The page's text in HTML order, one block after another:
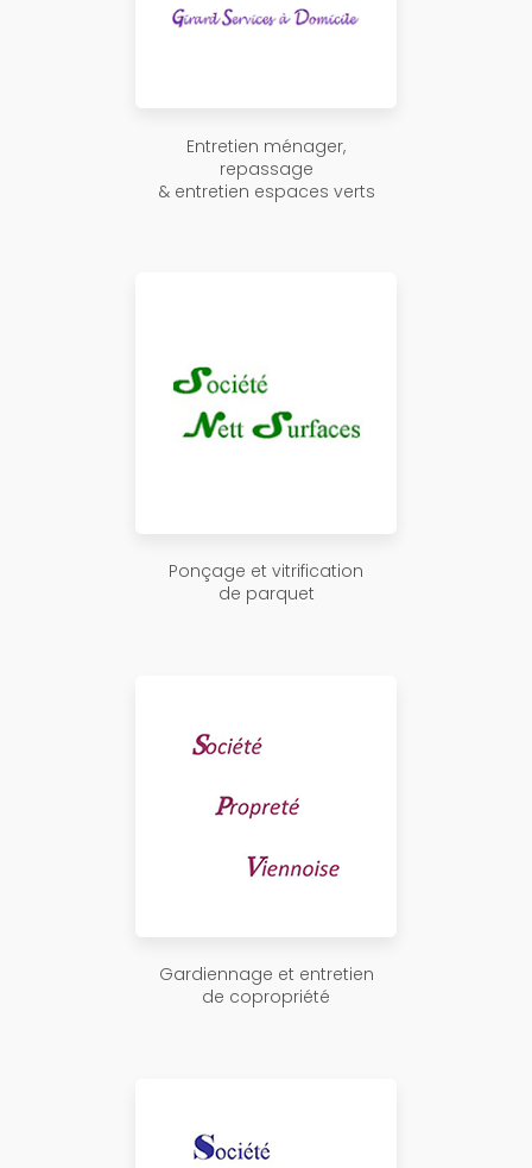
Entretien ménager,
repassage
& entretien espaces verts
Ponçage et vitrification
de parquet
Gardiennage et entretien
de copropriété